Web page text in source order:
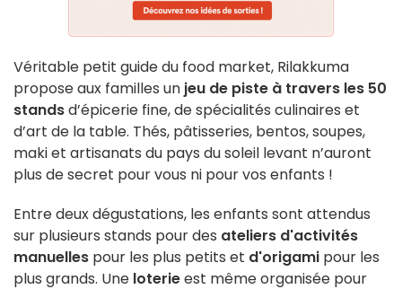
Véritable petit guide du food market, Rilakkuma
propose aux familles un jeu de piste à travers les 50
standsd’épicerie fine, de spécialités culinaires et
d’art de la table. Thés, pâtisseries, bentos, soupes,
maki et artisanats du pays du soleil levant n’auront
plus de secret pour vous ni pour vos enfants !
Entre deux dégustations, les enfants sont attendus
sur plusieurs stands pour des ateliers d'activités
manuelles pour les plus petits et d'origami pour les
plus grands. Une loterieest même organisée pour